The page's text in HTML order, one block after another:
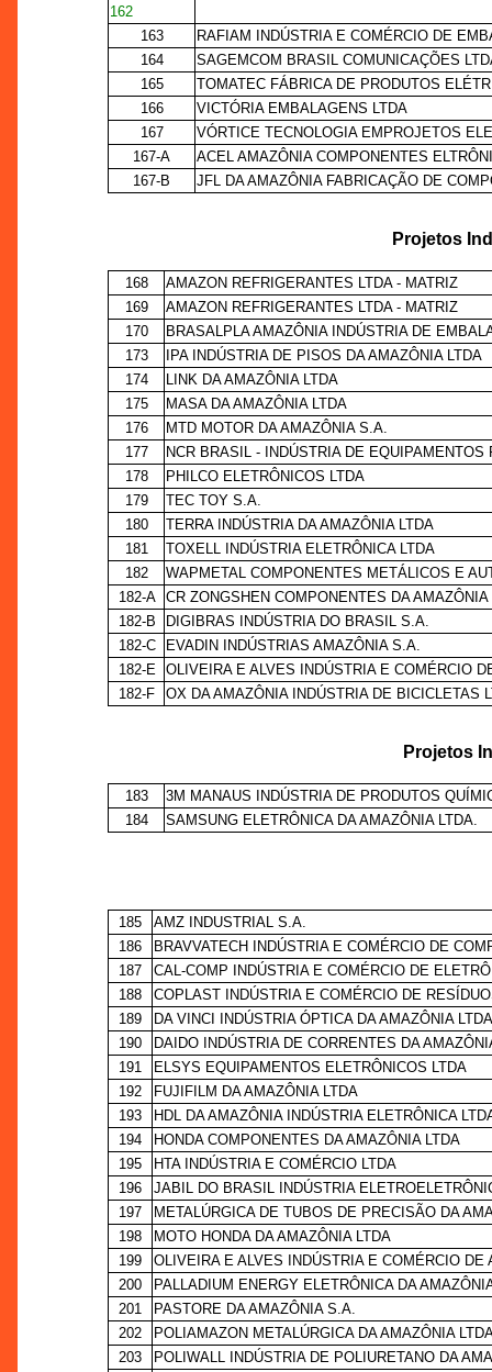
162
163
RAFIAM INDÚSTRIA E COMÉRCIO DE
164
SAGEMCOM BRASIL COMUNICAÇÕES
165
TOMATEC FÁBRICA DE PRODUTOS
166
VICTÓRIA EMBALAGENS LTDA
167
VÓRTICE TECNOLOGIA EMPROJETOS
167-A
ACEL AMAZÔNIA COMPONENTES
167-B
JFL DA AMAZÔNIA FABRICAÇÃO DE
Projetos
168
AMAZON REFRIGERANTES LTDA - MATRIZ
169
AMAZON REFRIGERANTES LTDA - MATRIZ
170
BRASALPLA AMAZÔNIA INDÚSTRIA DE
173
IPA INDÚSTRIA DE PISOS DA AMAZÔNIA LTDA
174
LINK DA AMAZÔNIA LTDA
175
MASA DA AMAZÔNIA LTDA
176
MTD MOTOR DA AMAZÔNIA S.A.
177
NCR BRASIL - INDÚSTRIA DE EQUIPAMENTOS
178
PHILCO ELETRÔNICOS LTDA
179
TEC TOY S.A.
180
TERRA INDÚSTRIA DA AMAZÔNIA LTDA
181
TOXELL INDÚSTRIA ELETRÔNICA LTDA
182
WAPMETAL COMPONENTES METÁLICOS E
182-A
CR ZONGSHEN COMPONENTES DA AMAZÔNIA
182-B
DIGIBRAS INDÚSTRIA DO BRASIL S.A.
182-C
EVADIN INDÚSTRIAS AMAZÔNIA S.A.
182-E
OLIVEIRA E ALVES INDÚSTRIA E COMÉRCIO
182-F
OX DA AMAZÔNIA INDÚSTRIA DE BICICLETAS
Projetos
183
3M MANAUS INDÚSTRIA DE PRODUTOS
184
SAMSUNG ELETRÔNICA DA AMAZÔNIA LTDA.
185
AMZ INDUSTRIAL S.A.
186
BRAVVATECH INDÚSTRIA E COMÉRCIO DE
187
CAL-COMP INDÚSTRIA E COMÉRCIO DE
188
COPLAST INDÚSTRIA E COMÉRCIO DE
189
DA VINCI INDÚSTRIA ÓPTICA DA AMAZÔNIA
190
DAIDO INDÚSTRIA DE CORRENTES DA
191
ELSYS EQUIPAMENTOS ELETRÔNICOS LTDA
192
FUJIFILM DA AMAZÔNIA LTDA
193
HDL DA AMAZÔNIA INDÚSTRIA ELETRÔNICA
194
HONDA COMPONENTES DA AMAZÔNIA LTDA
195
HTA INDÚSTRIA E COMÉRCIO LTDA
196
JABIL DO BRASIL INDÚSTRIA
197
METALÚRGICA DE TUBOS DE PRECISÃO DA
198
MOTO HONDA DA AMAZÔNIA LTDA
199
OLIVEIRA E ALVES INDÚSTRIA E COMÉRCIO
200
PALLADIUM ENERGY ELETRÔNICA DA
201
PASTORE DA AMAZÔNIA S.A.
202
POLIAMAZON METALÚRGICA DA AMAZÔNIA
203
POLIWALL INDÚSTRIA DE POLIURETANO DA